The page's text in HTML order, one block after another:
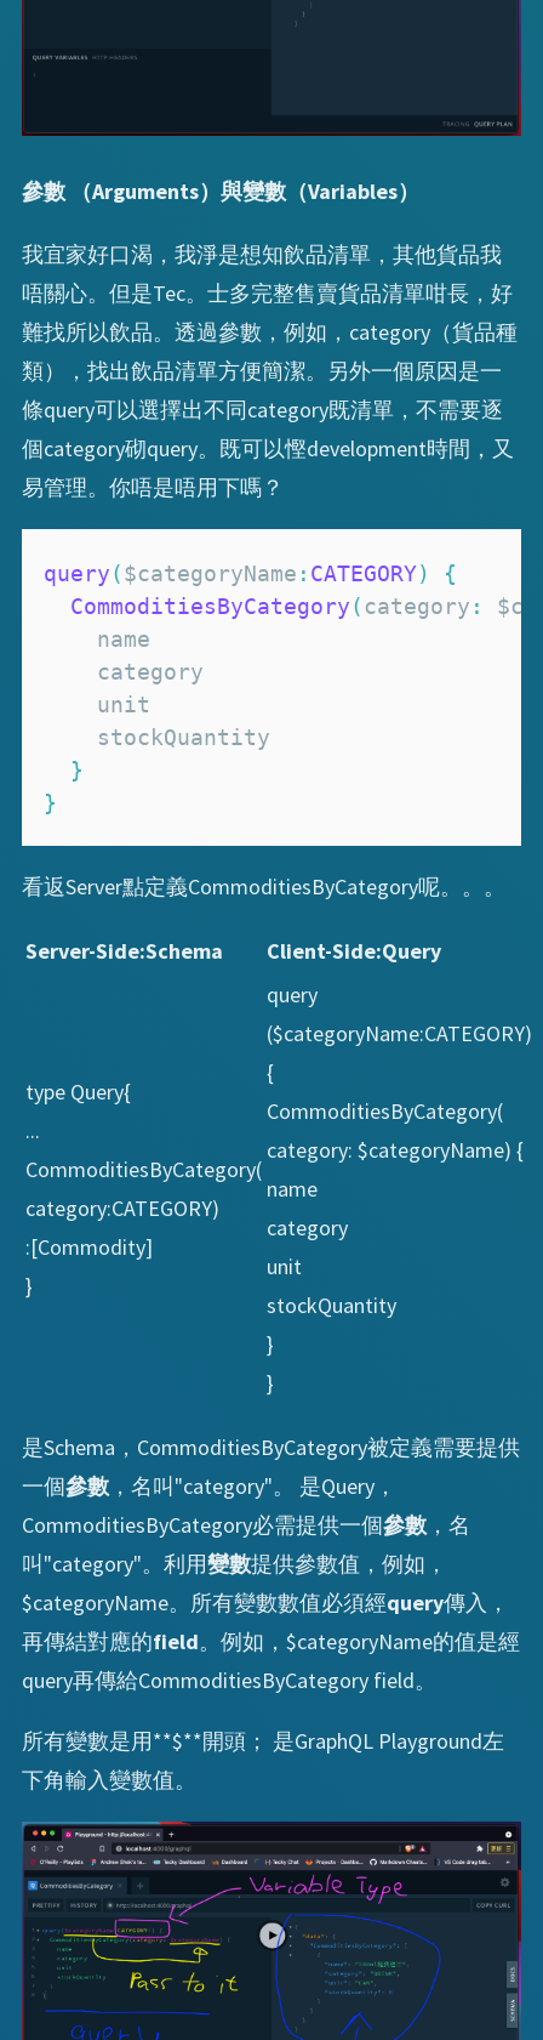
參數 （Arguments）與變數（Variables）
我宜家好口渴，我淨是想知飲品清單，其他貨品我
唔關心。但是Tec。士多完整售賣貨品清單咁長，好
難找所以飲品。透過參數，例如，category（貨品種
類），找出飲品清單方便簡潔。另外一個原因是一
條query可以選擇出不同category既清單，不需要逐
個category砌query。既可以慳development時間，又
易管理。你唔是唔用下嗎？
query($categoryName : CATEGORY)
{
CommoditiesByCategory(category :
}
}
看返Server點定義CommoditiesByCategory呢。。。
Server-Side:Schema Client-Side:Query
type Query{
...
CommoditiesByCategory(
category:CATEGORY)
:[Commodity]
}
query
($categoryName:CATEGORY)
{
CommoditiesByCategory(
category: $categoryName) {
name
category
unit
stockQuantity
}
}
是Schema，CommoditiesByCategory被定義需要提供
一個參數 ，名叫"category"。 是Query，
CommoditiesByCategory必需提供一個參數 ，名
叫"category"。利用變數提供參數值，例如，
$categoryName。所有變數數值必須經query傳入，
再傳結對應的field。例如，$categoryName的值是經
query再傳給CommoditiesByCategory field。
所有變數是用**$**開頭； 是GraphQL Playground左
下角輸入變數值。